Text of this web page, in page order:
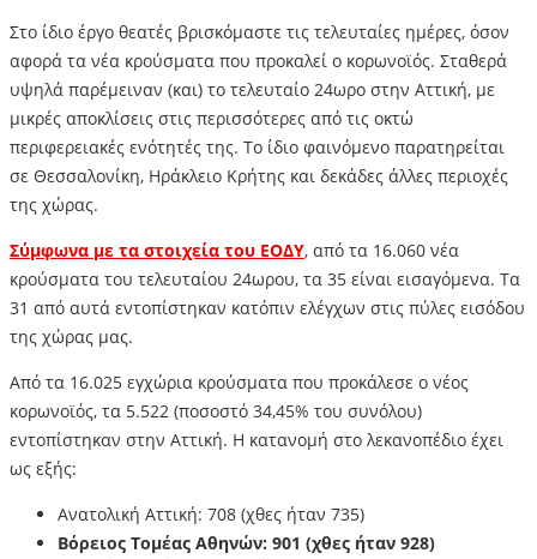
Στο ίδιο έργο θεατές βρισκόμαστε τις τελευταίες ημέρες, όσον
αφορά τα νέα κρούσματα που προκαλεί ο κορωνοϊός. Σταθερά
υψηλά παρέμειναν (και) το τελευταίο 24ωρο στην Αττική, με
μικρές αποκλίσεις στις περισσότερες από τις οκτώ
περιφερειακές ενότητές της. Το ίδιο φαινόμενο παρατηρείται
σε Θεσσαλονίκη, Ηράκλειο Κρήτης και δεκάδες άλλες περιοχές
της χώρας.
Σύμφωνα με τα στοιχεία του ΕΟΔΥ, από τα 16.060 νέα
κρούσματα του τελευταίου 24ωρου, τα 35 είναι εισαγόμενα. Τα
31 από αυτά εντοπίστηκαν κατόπιν ελέγχων στις πύλες εισόδου
της χώρας μας.
Από τα 16.025 εγχώρια κρούσματα που προκάλεσε ο νέος
κορωνοϊός, τα 5.522 (ποσοστό 34,45% του συνόλου)
εντοπίστηκαν στην Αττική. Η κατανομή στο λεκανοπέδιο έχει
ως εξής:
Ανατολική Αττική: 708 (χθες ήταν 735)
Βόρειος Τομέας Αθηνών: 901 (χθες ήταν 928)